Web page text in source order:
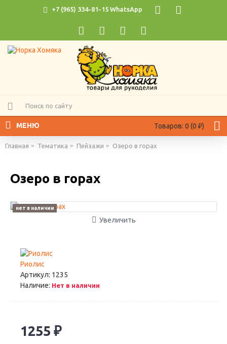
+7 (965) 334-81-15 WhatsApp
Товаров: 0 (0 ₽)
МЕНЮ
Главная Тематика Пейзажи Озеро в горах
Озеро в горах
нет в наличии
Увеличить
Риолис
Артикул: 1235
Наличие: Нет в наличии
1255 ₽